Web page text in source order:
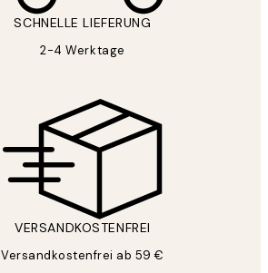
SCHNELLE LIEFERUNG
2-4 Werktage
VERSANDKOSTENFREI
Versandkostenfrei ab 59 €